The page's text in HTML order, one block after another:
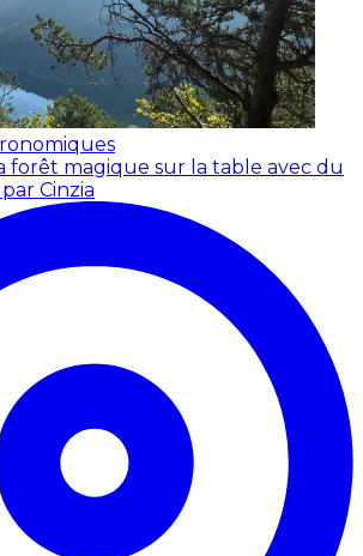
forêt magique sur la table avec du
Cinzia